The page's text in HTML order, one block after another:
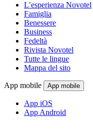
L’esperienza Novotel
Famiglia
Benessere
Business
Fedeltà
Rivista Novotel
Tutte le lingue
Mappa del sito
App mobile App mobile
App iOS
App Android